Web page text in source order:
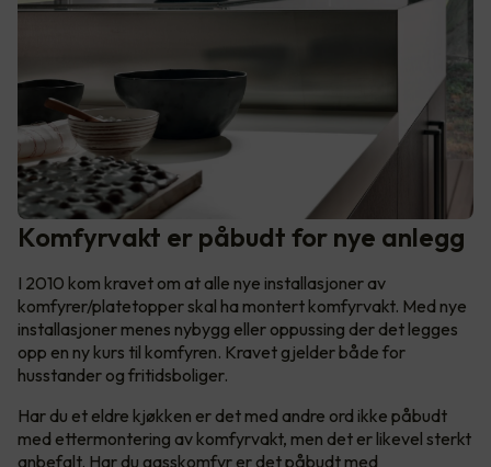
Komfyrvakt er påbudt for nye anlegg
I 2010 kom kravet om at alle nye installasjoner av
komfyrer/platetopper skal ha montert komfyrvakt. Med nye
installasjoner menes nybygg eller oppussing der det legges
opp en ny kurs til komfyren. Kravet gjelder både for
husstander og fritidsboliger.
Har du et eldre kjøkken er det med andre ord ikke påbudt
med ettermontering av komfyrvakt, men det er likevel sterkt
anbefalt. Har du gasskomfyr er det påbudt med